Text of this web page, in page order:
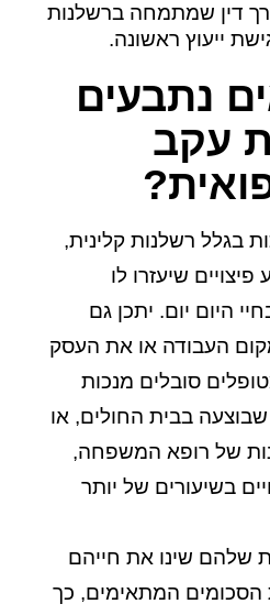
דין שמתמחה ברשלנות
ייעוץ ראשונה.
נתבעים
עקב
בגלל רשלנות קלינית,
שיעזרו לו
היום יום. יתכן גם
העבודה או את העסק
סובלים מנכות
בבית החולים, או
של רופא המשפחה,
בשיעורים של יותר
שלהם שינו את חייהם
הסכומים המתאימים, כך